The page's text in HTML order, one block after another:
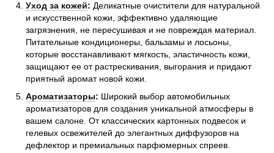
Уход за кожей: Деликатные очистители для натуральной
и искусственной кожи, эффективно удаляющие
загрязнения, не пересушивая и не повреждая материал.
Питательные кондиционеры, бальзамы и лосьоны,
которые восстанавливают мягкость, эластичность кожи,
защищают ее от растрескивания, выгорания и придают
приятный аромат новой кожи.
Ароматизаторы: Широкий выбор автомобильных
ароматизаторов для создания уникальной атмосферы в
вашем салоне. От классических картонных подвесок и
гелевых освежителей до элегантных диффузоров на
дефлектор и премиальных парфюмерных спреев.